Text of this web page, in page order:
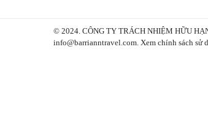
© 2024. CÔNG TY TRÁCH NHIỆM HỮU
info@barrianntravel.com. Xem chính sách sử